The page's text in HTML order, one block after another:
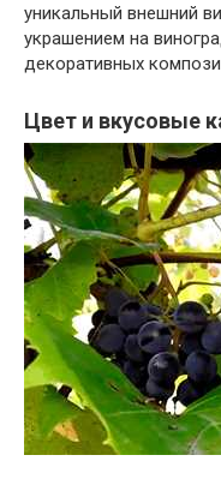
уникальный внешний
украшением на
декоративных
Цвет и вкусовые